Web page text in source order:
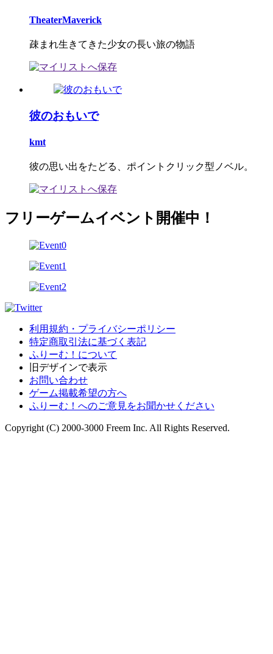
TheaterMaverick
疎まれ生きてきた少女の長い旅の物語
彼のおもいで
kmt
彼の思い出をたどる、ポイントクリック型ノベル。
フリーゲームイベント開催中！
利用規約・プライバシーポリシー
特定商取引法に基づく表記
ふりーむ！について
旧デザインで表示
お問い合わせ
ゲーム掲載希望の方へ
ふりーむ！へのご意見をお聞かせください
Copyright (C) 2000-3000 Freem Inc. All Rights Reserved.